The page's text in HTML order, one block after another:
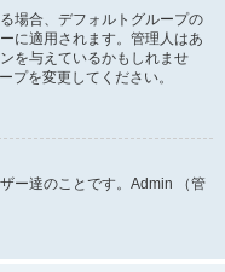
場合、デフォルトグループの
に適用されます。管理人はあ
を与えているかもしれませ
プを変更してください。
ー達のことです。Admin （管